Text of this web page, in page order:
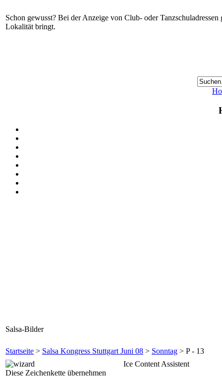
Schon gewusst? Bei der Anzeige von Club- oder
Lokalität bringt.
Salsa-Bilder
Startseite > Salsa Kongress Stuttgart Juni 08 > Sonntag > P - 13
Ice Content Assistent
Diese Zeichenkette übernehmen